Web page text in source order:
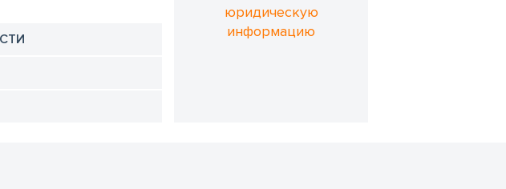
юридическую
информацию